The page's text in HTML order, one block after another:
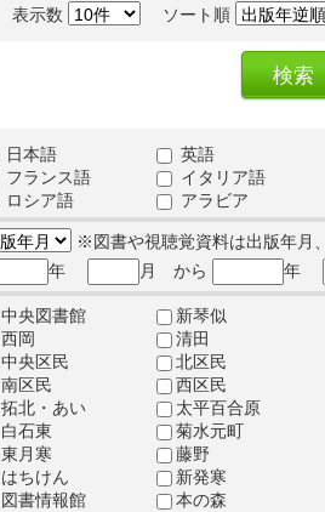
表示数 ソート順
日本語
英語
フランス語
イタリア語
ロシア語
アラビア
※図書や視聴覚資料は出版年月
年
月 から 年
中央図書館
新琴似
西岡
清田
中央区民
北区民
南区民
西区民
拓北・あい
太平百合原
白石東
菊水元町
東月寒
藤野
はちけん
新発寒
図書情報館
本の森